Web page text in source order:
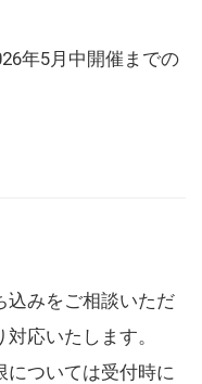
年5月中開催までの
込みをご相談いただ
応いたします。
ついては受付時に